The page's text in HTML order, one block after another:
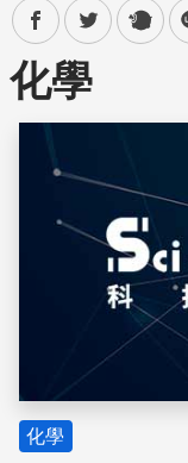
facebooktwitter plurk
化學
化學